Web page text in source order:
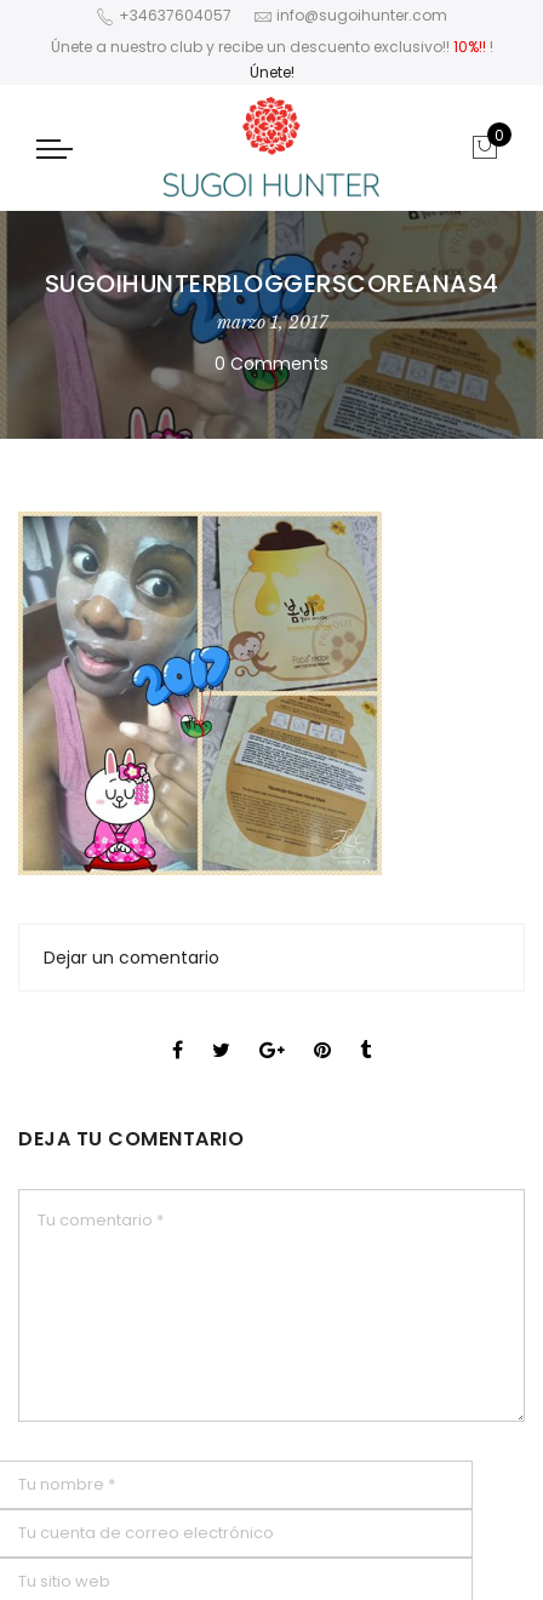
+34637604057
info@sugoihunter.com
Únete a nuestro club y recibe un descuento exclusivo!! 10%!! !
Únete!
0
SUGOIHUNTERBLOGGERSCOREANAS4
marzo 1, 2017
0 Comments
Dejar un comentario
DEJA TU COMENTARIO